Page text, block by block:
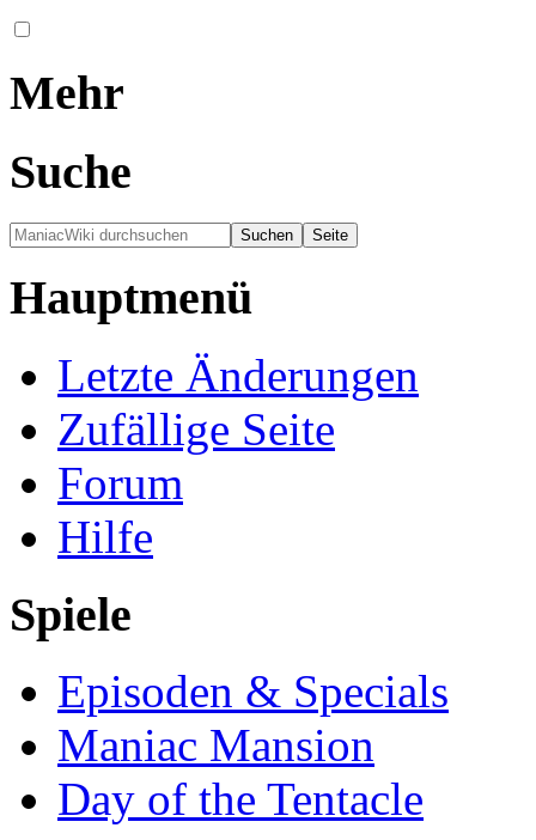
Mehr
Suche
Hauptmenü
Letzte Änderungen
Zufällige Seite
Forum
Hilfe
Spiele
Episoden & Specials
Maniac Mansion
Day of the Tentacle